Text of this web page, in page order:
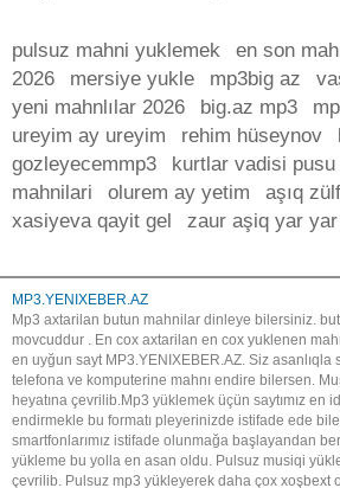
pulsuz mahni yuklemek en son
2026
mersiye yukle mp3big az
yeni mahnlılar 2026
big.az mp3
ureyim ay ureyim
rehim hüseynov
gozleyecemmp3
kurtlar vadisi pusu
mahnilari
olurem ay yetim aşıq
xasiyeva qayit gel
zaur aşiq yar yar
MP3.YENIXEBER.AZ
Mp3 axtarilan butun mahnilar dinleye bilersiniz.
movcuddur . En cox axtarilan en cox yuklenen
en uyğun sayt MP3.YENIXEBER.AZ. Siz asanlıqla
telefona ve komputerine mahnı endire bilersen.
heyatına çevrilib.Mp3 yüklemek üçün saytımız en
endirmekle bu formatı pleyerinizde istifade ede
smartfonlarımız istifade olunmağa başlayandan
yükleme bu yolla en asan oldu. Pulsuz musiqi
çevrilib. Pulsuz mp3 yükleyerek daha çox xoşbext